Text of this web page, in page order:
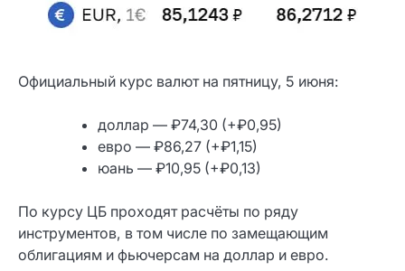
Официальный курс валют на пятницу, 5 июня:
доллар — ₽74,30 (+₽0,95)
евро — ₽86,27 (+₽1,15)
юань — ₽10,95 (+₽0,13)
По курсу ЦБ проходят расчёты по ряду
инструментов, в том числе по замещающим
облигациям и фьючерсам на доллар и евро.